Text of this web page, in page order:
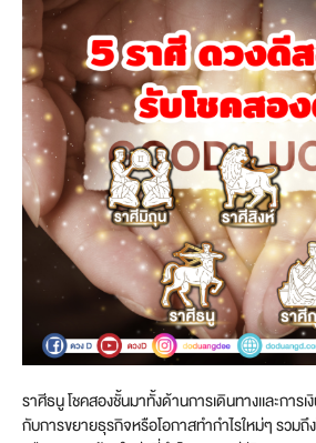
ราศีธนู โชคสองชั้นมาทั้งด้านการเดินทางเเละการ
กับการขยายธุรกิจหรือโอกาสทำกำไรใหม่ๆ รวมถึ